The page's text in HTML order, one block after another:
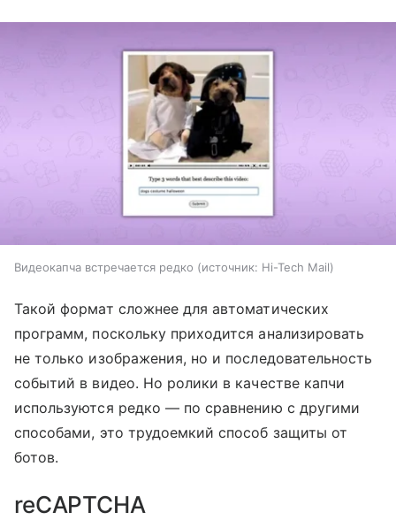
Видеокапча встречается редко источник: Hi-Tech Mail
Такой формат сложнее для автоматических
программ, поскольку приходится анализировать
не только изображения, но и последовательность
событий в видео. Но ролики в качестве капчи
используются редко — по сравнению с другими
способами, это трудоемкий способ защиты от
ботов.
reCAPTCHA